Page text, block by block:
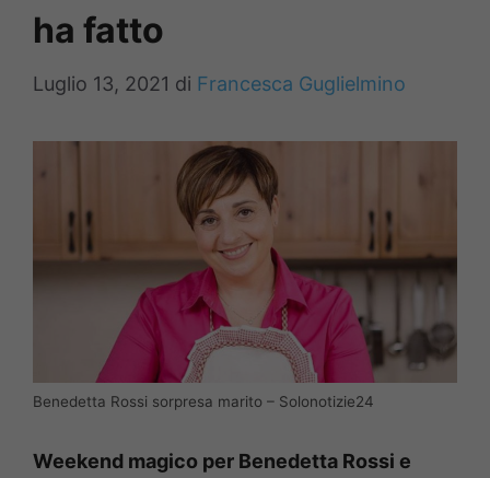
ha fatto
Luglio 13, 2021 di Francesca Guglielmino
Benedetta Rossi sorpresa marito – Solonotizie24
Weekend magico per Benedetta Rossi e